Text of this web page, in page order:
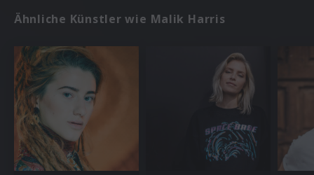
Ähnliche Künstler wie Malik Harris